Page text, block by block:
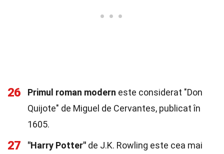
26 Primul roman modern este considerat "Don
Quijote" de Miguel de Cervantes, publicat în
1605.
27 "Harry Potter" de J.K. Rowling este cea mai